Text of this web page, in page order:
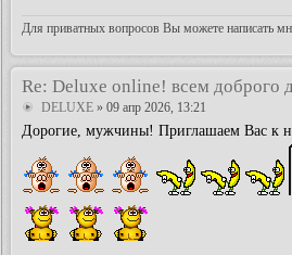
Для приватных вопросов Вы можете написать
Re: Deluxe online! всем доброго
DELUXE » 09 апр 2026, 13:21
Дорогие, мужчины! Приглашаем Вас к